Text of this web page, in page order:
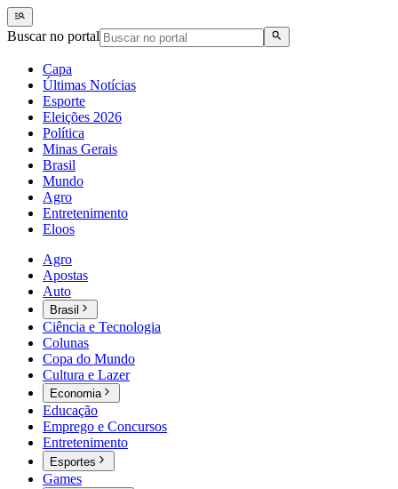
Buscar no portal
Capa
Últimas Notícias
Esporte
Eleições 2026
Política
Minas Gerais
Brasil
Mundo
Agro
Entretenimento
Eloos
Agro
Apostas
Auto
Brasil
Ciência e Tecnologia
Colunas
Copa do Mundo
Cultura e Lazer
Economia
Educação
Emprego e Concursos
Entretenimento
Esportes
Games